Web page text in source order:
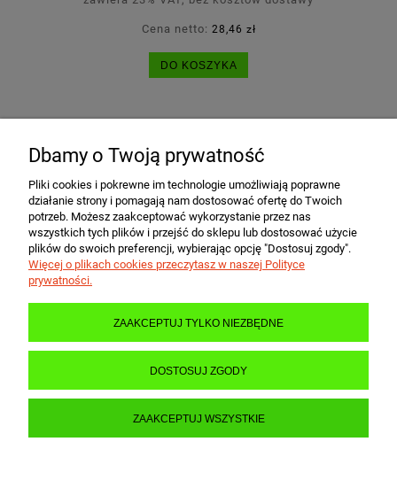
Cena netto: 28,46 zł
DO KOSZYKA
POMOC
MOJE KONTO
PŁATNOŚCI I DOSTAWA
INFORMACJE
Dbamy o Twoją prywatność
Pliki cookies i pokrewne im technologie umożliwiają poprawne
działanie strony i pomagają nam dostosować ofertę do Twoich
potrzeb. Możesz zaakceptować wykorzystanie przez nas
wszystkich tych plików i przejść do sklepu lub dostosować użycie
plików do swoich preferencji, wybierając opcję "Dostosuj zgody".
Więcej o plikach cookies przeczytasz w naszej Polityce
prywatności.
ZAAKCEPTUJ TYLKO NIEZBĘDNE
DOSTOSUJ ZGODY
ZAAKCEPTUJ WSZYSTKIE